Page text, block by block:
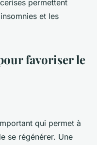
permettent
et les
favoriser le
qui permet à
se régénérer. Une